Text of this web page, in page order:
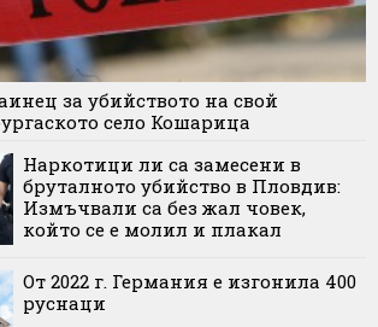
за убийството на свой
село Кошарица
Наркотици ли са замесени в
бруталното убийство в Пловдив:
Измъчвали са без жал човек,
който се е молил и плакал
От 2022 г. Германия е изгонила 400
руснаци